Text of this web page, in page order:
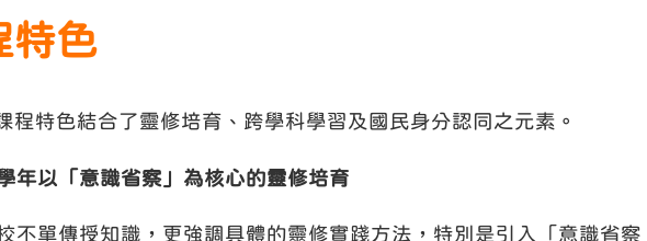
特色
程特色結合了靈修培育、跨學科學習及國民身分認同之元素。
年以「意識省察」為核心的靈修培育
不單傳授知識，更強調具體的靈修實踐方法，特別是引入「意識省察